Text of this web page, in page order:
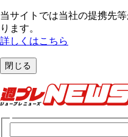
当サイトでは当社の提携先
ります。
詳しくはこちら
閉じる